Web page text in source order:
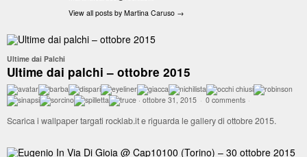
View all posts by Martina Caruso →
Ultime dai Palchi
Ultime dai palchi – ottobre 2015
· ottobre 31, 2015 · 0 comments ·
Scarica i wallpaper targati rocklab.it e riguarda le gallery di ottobre 2015.